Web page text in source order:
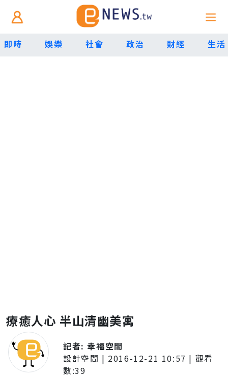
即時 娛樂 社會 政治 財經 生活
療癒人心 半山清幽美寓
記者:幸福空間
設計空間 | 2016-12-21 10:57 | 觀看
數:39